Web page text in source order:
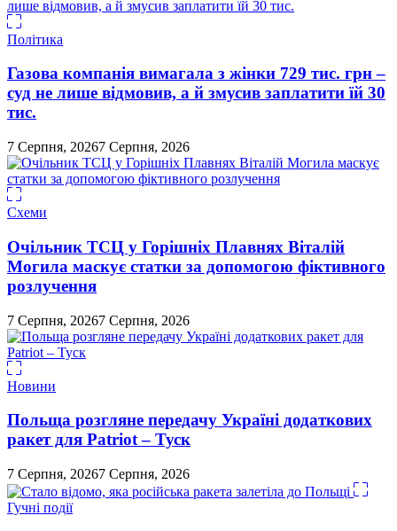
Політика
Газова компанія вимагала з жінки 729 тис. грн –
суд не лише відмовив, а й змусив заплатити їй 30
тис.
7 Серпня, 20267 Серпня, 2026
Схеми
Очільник ТСЦ у Горішніх Плавнях Віталій
Могила маскує статки за допомогою фіктивного
розлучення
7 Серпня, 20267 Серпня, 2026
Новини
Польща розгляне передачу Україні додаткових
ракет для Patriot – Туск
7 Серпня, 20267 Серпня, 2026
Гучні події